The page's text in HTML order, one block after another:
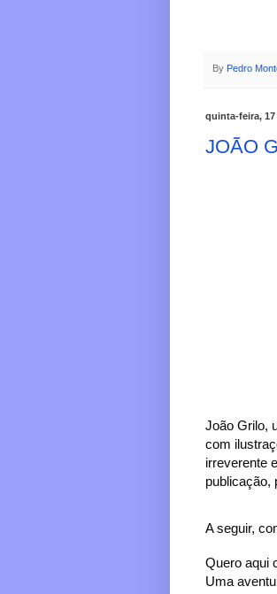
By Pedro
quinta-feira, 17
JOÃO
João Grilo,
com
irreverente
publicação,
A seguir,
Quero aqui
Uma